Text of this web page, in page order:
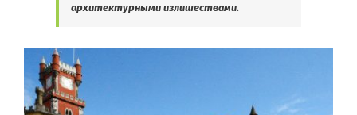
архитектурными излишествами.